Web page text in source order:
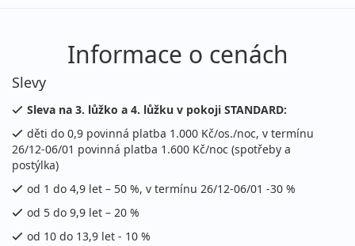
27.12. - 03.01.2027
neděle - neděle
polopenze
vlastní
cena za 8 dní (7 nocí)
leden 2027
06.01. - 10.01.2027
cena za 5 dní (4 noci)
Informace o cenách
Slevy
Sleva na 3. lůžko a 4. lůžku v pokoji STANDARD:
děti do 0,9 povinná platba 1.000 Kč/os./noc, v termínu
26/12-06/01 povinná platba 1.600 Kč/noc (spotřeby a
postýlka)
od 1 do 4,9 let – 50 %, v termínu 26/12-06/01 -30 %
od 5 do 9,9 let – 20 %
od 10 do 13,9 let - 10 %